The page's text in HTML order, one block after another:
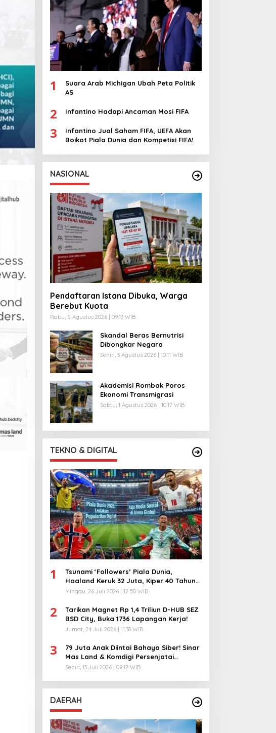
1
Suara Arab Michigan Ubah Peta Politik
AS
2 Infantino Hadapi Ancaman Mosi FIFA
3
Infantino Jual Saham FIFA, UEFA Akan
Boikot Piala Dunia dan Kompetisi FIFA!
NASIONAL
Pendaftaran Istana Dibuka, Warga
Berebut Kuota
Rabu, 5 Agustus 2026 | 09:13 WIB
Skandal Beras Bernutrisi
Dibongkar Negara
Senin, 3 Agustus 2026 | 10:11 WIB
Akademisi Rombak Poros
Ekonomi Transmigrasi
Sabtu, 1 Agustus 2026 | 10:17 WIB
TEKNO & DIGITAL
1
Tsunami ‘Followers’ Piala Dunia,
Haaland Keruk 32 Juta, Kiper 40 Tahun
Bikin Geger!
Minggu, 26 Juli 2026 | 12:50 WIB
2
Tarikan Magnet Rp 1,4 Triliun D-HUB SEZ
BSD City, Buka 1736 Lapangan Kerja!
Jumat, 24 Juli 2026 | 11:38 WIB
3
79 Juta Anak Diintai Bahaya Siber! Sinar
Mas Land & Komdigi Persenjatai
Ratusan Guru!
Senin, 13 Juli 2026 | 09:12 WIB
DAERAH